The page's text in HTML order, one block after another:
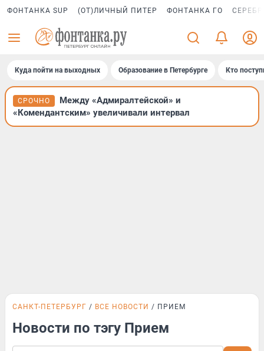
ФОНТАНКА SUP (ОТ)ЛИЧНЫЙ ПИТЕР ФОНТАНКА ГО
Куда пойти на выходных Образование в Петербурге Кто
СРОЧНО
Между «Адмиралтейской» и
«Комендантским» увеличивали интервал
САНКТ-ПЕТЕРБУРГ ВСЕ НОВОСТИ ПРИЕМ
Новости по тэгу Прием